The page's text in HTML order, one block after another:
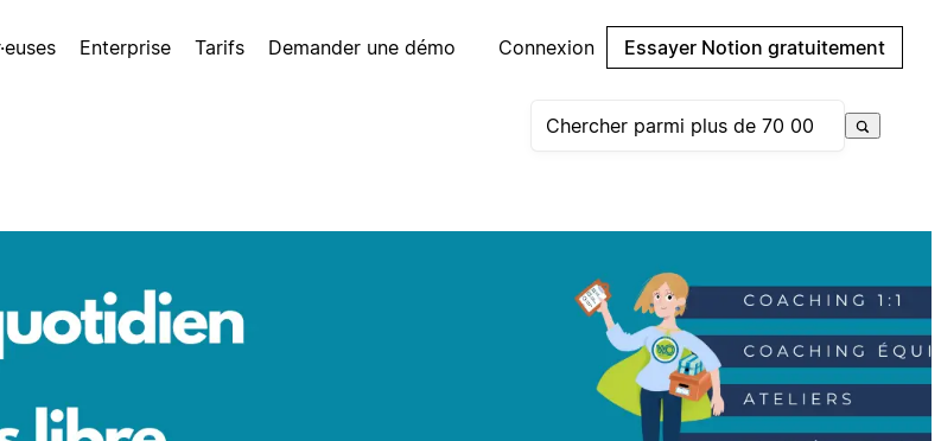
Enterprise Tarifs Demander une démo Connexion Essayer Notion gratuitement